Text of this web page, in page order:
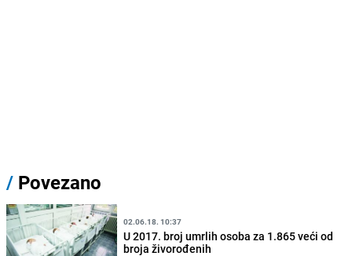
/ Povezano
02.06.18. 10:37
U 2017. broj umrlih osoba za 1.865 veći od
broja živorođenih